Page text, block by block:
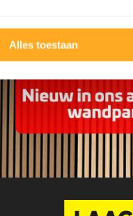
Alles toestaan
prachtige vloeren in